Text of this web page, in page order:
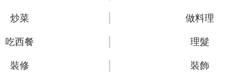
炒菜 做料理
吃西餐 理髮
裝修 裝飾